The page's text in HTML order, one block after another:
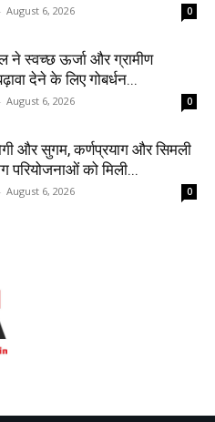
- August 6, 2026 0
ने स्वच्छ ऊर्जा और ग्रामीण
देने के लिए गोबर्धन...
- August 6, 2026 0
और सुगम, कर्णप्रयाग और सिमली
परियोजनाओं को मिली...
- August 6, 2026 0